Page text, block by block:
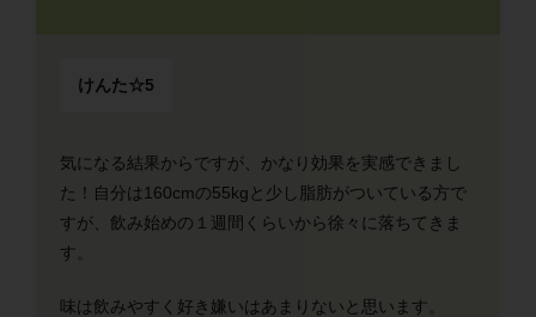
けんた☆5
気になる結果からですが、かなり効果を実感できまし
た！自分は160cmの55kgと少し脂肪がついている方で
すが、飲み始めの１週間くらいから徐々に落ちてきま
す。
味は飲みやすく好き嫌いはあまりないと思います。